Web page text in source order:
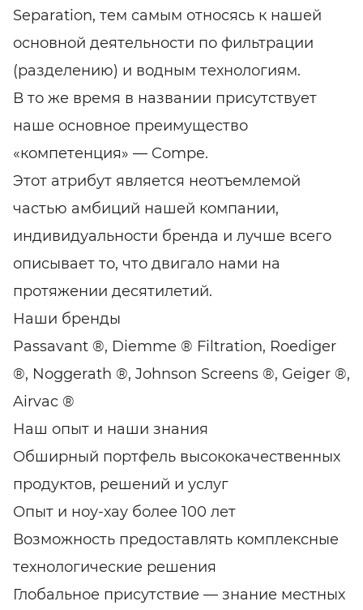
Separation, тем самым относясь к нашей
основной деятельности по фильтрации
(разделению) и водным технологиям.
В то же время в названии присутствует
наше основное преимущество
«компетенция» — Compe.
Этот атрибут является неотъемлемой
частью амбиций нашей компании,
индивидуальности бренда и лучше всего
описывает то, что двигало нами на
протяжении десятилетий.
Наши бренды
Passavant ®, Diemme ® Filtration, Roediger
®, Noggerath ®, Johnson Screens ®, Geiger ®,
Airvac ®
Наш опыт и наши знания
Обширный портфель высококачественных
продуктов, решений и услуг
Опыт и ноу-хау более 100 лет
Возможность предоставлять комплексные
технологические решения
Глобальное присутствие — знание местных